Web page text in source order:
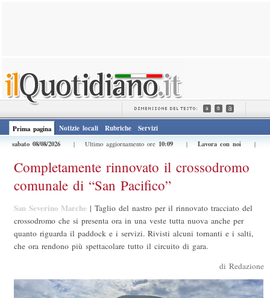
Prima pagina Notizie locali Rubriche
Servizi
sabato 08/08/2026
| Ultimo aggiornamento ore 10:09 | Lavora con noi |
Completamente rinnovato il crossodromo
comunale di “San Pacifico”
San Severino Marche | Taglio del nastro per il rinnovato tracciato del
crossodromo che si presenta ora in una veste tutta nuova anche per
quanto riguarda il paddock e i servizi. Rivisti alcuni tornanti e i salti,
che ora rendono più spettacolare tutto il circuito di gara.
di Redazione